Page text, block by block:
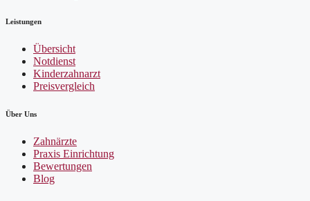
Leistungen
Übersicht
Notdienst
Kinderzahnarzt
Preisvergleich
Über Uns
Zahnärzte
Praxis Einrichtung
Bewertungen
Blog